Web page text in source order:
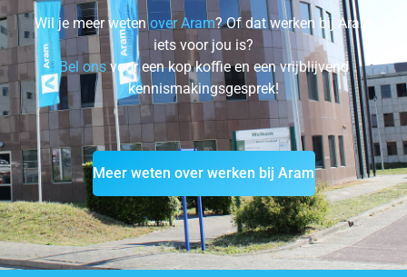
Wil je meer wetenover Aram? Of dat werken bij Aram
iets voor jou is?
Bel onsvoor een kop koffie en een vrijblijvend
kennismakingsgesprek!
Meer weten over werken bij Aram